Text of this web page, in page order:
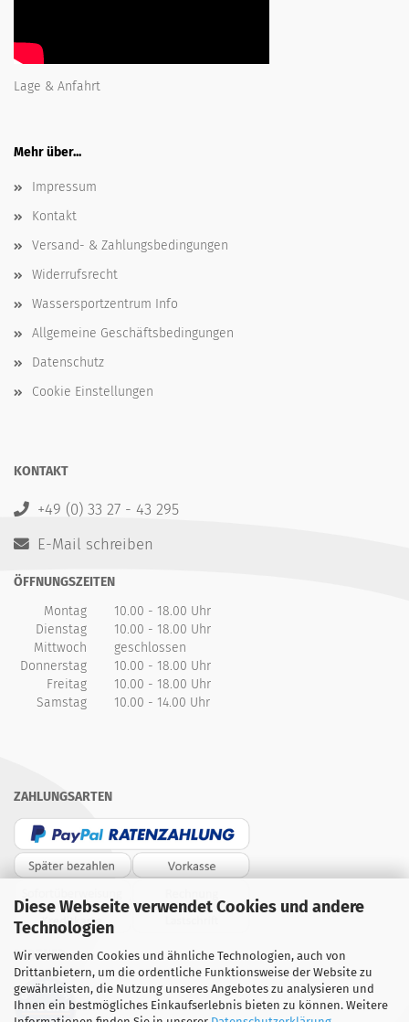
Diese Webseite verwendet Cookies und andere
Technologien
Wir verwenden Cookies und ähnliche Technologien, auch von
Drittanbietern, um die ordentliche Funktionsweise der Website zu
gewährleisten, die Nutzung unseres Angebotes zu analysieren und
Ihnen ein bestmögliches Einkaufserlebnis bieten zu können. Weitere
Lage & Anfahrt
Mehr über...
Impressum
Kontakt
Versand- & Zahlungsbedingungen
Widerrufsrecht
Wassersportzentrum Info
Allgemeine Geschäftsbedingungen
Datenschutz
Cookie Einstellungen
KONTAKT
+49 (0) 33 27 - 43 295
E-Mail schreiben
ÖFFNUNGSZEITEN
Montag
10.00 - 18.00 Uhr
Dienstag
10.00 - 18.00 Uhr
Mittwoch
geschlossen
Donnerstag
10.00 - 18.00 Uhr
Freitag
10.00 - 18.00 Uhr
Samstag
10.00 - 14.00 Uhr
ZAHLUNGSARTEN
PARTNER